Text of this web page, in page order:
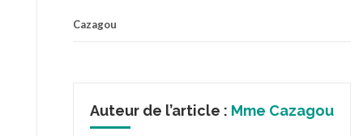
Cazagou
Auteur de l’article : Mme Cazagou